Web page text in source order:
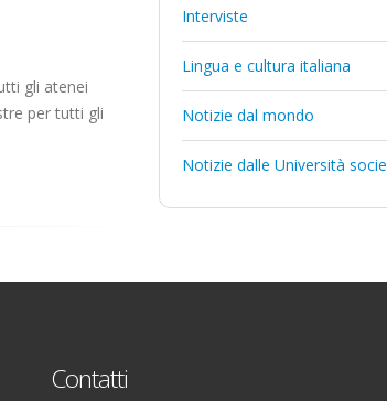
gli atenei
per tutti gli
Interviste
Lingua e cultura italiana
Notizie dal mondo
Notizie dalle Università socie
Contatti